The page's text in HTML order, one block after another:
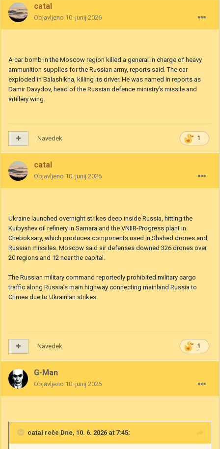
catal
Objavljeno 10. junij 2026
A car bomb in the Moscow region killed a general in charge of heavy
ammunition supplies for the Russian army, reports said. The car
exploded in Balashikha, killing its driver. He was named in reports as
Damir Davydov, head of the Russian defence ministry’s missile and
artillery wing.
1
Navedek
catal
Objavljeno 10. junij 2026
Ukraine launched overnight strikes deep inside Russia, hitting the
Kuibyshev oil refinery in Samara and the VNIIR-Progress plant in
Cheboksary, which produces components used in Shahed drones and
Russian missiles. Moscow said air defenses downed 326 drones over
20 regions and 12 near the capital.
The Russian military command reportedly prohibited military cargo
traffic along Russia’s main highway connecting mainland Russia to
Crimea due to Ukrainian strikes.
1
Navedek
G-Man
Objavljeno 10. junij 2026
catal reče Dne, 10. 6. 2026 at 7:45: